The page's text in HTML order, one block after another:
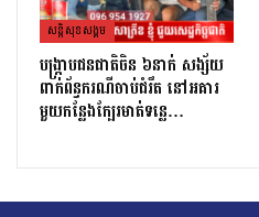
សន្តិសុខសង្គម
បង្ក្រាបជនជាតិចិន ៦នាក់ សង្ស័យ
ពាក់ព័ន្ធករណីចាប់ជំរឹត នៅអគារ
មួយកន្លែងក្បែរមាត់ទន្លេ…